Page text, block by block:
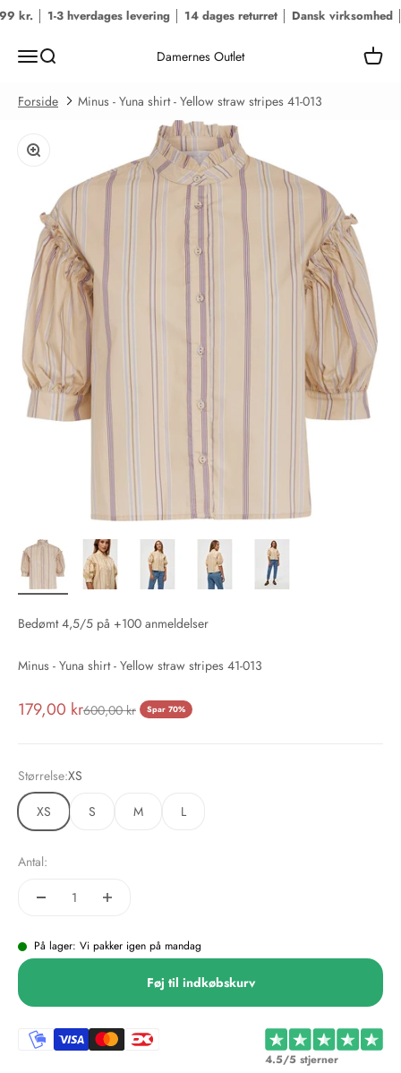
Spring til indhold
│ 1-3 hverdages levering │ 14 dages returret │ Dansk virksomhed │
MenuSøg Damernes Outlet Kurv
Forside Minus - Yuna shirt - Yellow straw stripes 41-013
Zoom
Bedømt 4,5/5 på +100 anmeldelser
Minus - Yuna shirt - Yellow straw stripes 41-013
Salgspris
179,00 krNormalpris
600,00 kr Spar 70%
Størrelse:XS
XS
S M L
Antal:
På lager: Vi pakker igen på mandag
Føj til indkøbskurv
4.5/5 stjerner